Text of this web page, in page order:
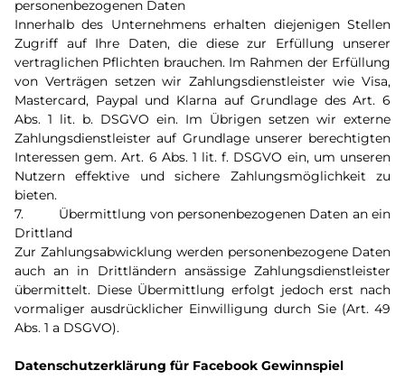
personenbezogenen Daten
Innerhalb des Unternehmens erhalten diejenigen Stellen
Zugriff auf Ihre Daten, die diese zur Erfüllung unserer
vertraglichen Pflichten brauchen. Im Rahmen der Erfüllung
von Verträgen setzen wir Zahlungsdienstleister wie Visa,
Mastercard, Paypal und Klarna auf Grundlage des Art. 6
Abs. 1 lit. b. DSGVO ein. Im Übrigen setzen wir externe
Zahlungsdienstleister auf Grundlage unserer berechtigten
Interessen gem. Art. 6 Abs. 1 lit. f. DSGVO ein, um unseren
Nutzern effektive und sichere Zahlungsmöglichkeit zu
bieten.
7. Übermittlung von personenbezogenen Daten an ein
Drittland
Zur Zahlungsabwicklung werden personenbezogene Daten
auch an in Drittländern ansässige Zahlungsdienstleister
übermittelt. Diese Übermittlung erfolgt jedoch erst nach
vormaliger ausdrücklicher Einwilligung durch Sie (Art. 49
Abs. 1 a DSGVO).
Datenschutzerklärung für Facebook Gewinnspiel